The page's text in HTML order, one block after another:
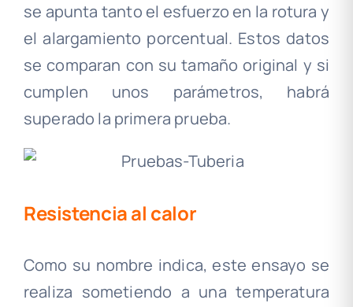
se apunta tanto el esfuerzo en la rotura y
el alargamiento porcentual. Estos datos
se comparan con su tamaño original y si
cumplen unos parámetros, habrá
superado la primera prueba.
Resistencia al calor
Como su nombre indica, este ensayo se
realiza sometiendo a una temperatura